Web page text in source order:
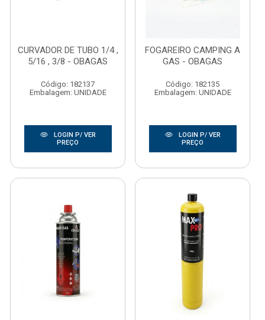
CURVADOR DE TUBO 1/4 ,
5/16 , 3/8 - OBAGAS
Código: 182137
Embalagem: UNIDADE
LOGIN P/ VER
PREÇO
FOGAREIRO CAMPING A
GAS - OBAGAS
Código: 182135
Embalagem: UNIDADE
LOGIN P/ VER
PREÇO